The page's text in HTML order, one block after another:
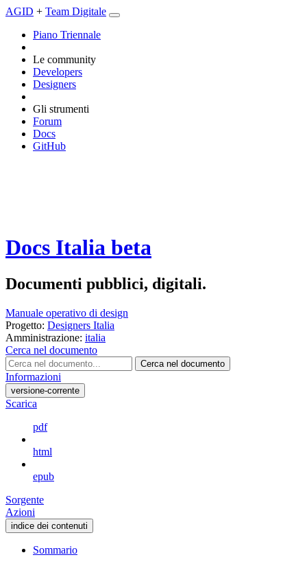
AGID + Team Digitale
Piano Triennale
Le community
Developers
Designers
Gli strumenti
Forum
Docs
GitHub
Docs Italia beta
Documenti pubblici, digitali.
Manuale operativo di design
Progetto: Designers Italia
Amministrazione: italia
Cerca nel documento
Cerca nel documento
Informazioni
versione-corrente
Scarica
pdf
html
epub
Sorgente
Azioni
indice dei contenuti
Sommario